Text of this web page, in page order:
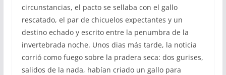
circunstancias, el pacto se sellaba con el gallo
rescatado, el par de chicuelos expectantes y un
destino echado y escrito entre la penumbra de la
invertebrada noche. Unos dias más tarde, la noticia
corrió como fuego sobre la pradera seca: dos gurises,
salidos de la nada, habían criado un gallo para